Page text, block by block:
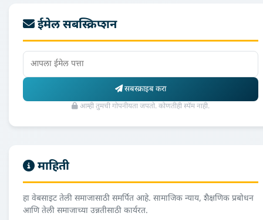
ईमेल सबस्क्रिप्शन
सबस्क्राइब करा
आम्ही तुमची गोपनीयता जपतो. कोणतीही स्पॅम नाही.
माहिती
हा वेबसाइट तेली समाजासाठी समर्पित आहे. सामाजिक न्याय, शैक्षणिक प्रबोधन
आणि तेली समाजाच्या उन्नतीसाठी कार्यरत.